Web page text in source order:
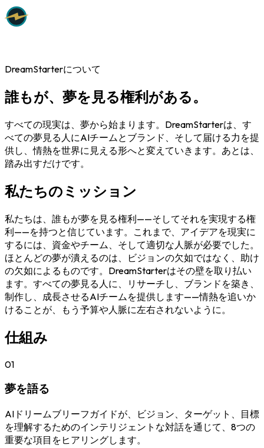
DreamStarterについて
誰もが、夢を見る権利がある。
すべての現実は、夢から始まります。DreamStarterは、す
べての夢見る人にAIチームとブランド、そして届ける力を提
供し、情熱を世界に見える形へと変えていきます。あとは、
踏み出すだけです。
私たちのミッション
私たちは、誰もが夢を見る権利——そしてそれを実現する権
利——を持つと信じています。これまで、アイデアを現実に
するには、資金やチーム、そして適切な人脈が必要でした。
ほとんどの夢が潰えるのは、ビジョンの欠如ではなく、助け
の欠如によるものです。DreamStarterはその壁を取り払い
ます。すべての夢見る人に、リサーチし、ブランドを築き、
制作し、成長させるAIチームを提供します——情熱を追いか
けることが、もう予算や人脈に左右されないように。
仕組み
01
夢を語る
AIドリームブリーフガイドが、ビジョン、ターゲット、目標
を理解するためのインテリジェントな対話を通じて、8つの
重要な項目をヒアリングします。